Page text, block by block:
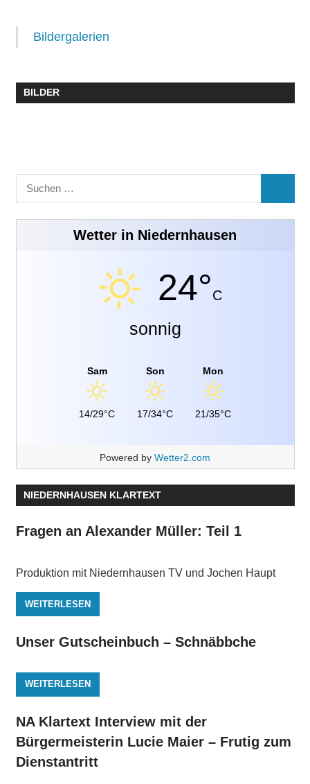
Bildergalerien
BILDER
Suchen
nach:
Wetter in Niedernhausen
24°C
sonnig
Sam
14/29°C
Son
17/34°C
Mon
21/35°C
Powered by Wetter2.com
NIEDERNHAUSEN KLARTEXT
Fragen an Alexander Müller: Teil 1
Produktion mit Niedernhausen TV und Jochen Haupt
WEITERLESEN
Unser Gutscheinbuch – Schnäbbche
WEITERLESEN
NA Klartext Interview mit der
Bürgermeisterin Lucie Maier – Frutig zum
Dienstantritt